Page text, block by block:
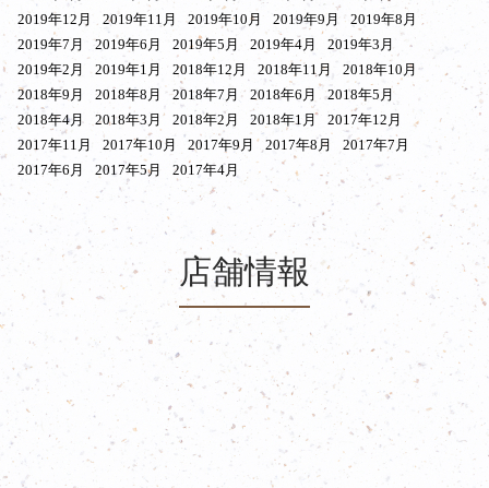
2019年12月
2019年11月 2019年10月 2019年9月
2019年8月
2019年7月
2019年6月 2019年5月 2019年4月
2019年3月
2019年2月
2019年1月 2018年12月 2018年11月
2018年10月
2018年9月
2018年8月 2018年7月 2018年6月
2018年5月
2018年4月
2018年3月 2018年2月 2018年1月
2017年12月
2017年11月
2017年10月 2017年9月 2017年8月
2017年7月
2017年6月
2017年5月 2017年4月
店舗情報